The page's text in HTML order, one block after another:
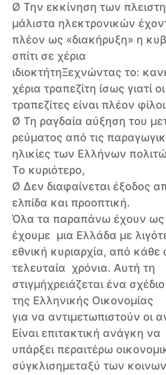
Ø Την εκκίνηση των
μάλιστα ηλεκτρονικών
πλέον ως «διακήρυξη» η
σπίτι σε χέρια
ιδιοκτήτηΞεχνώντας το:
χέρια τραπεζίτη ίσως γιατί οι
τραπεζίτες είναι πλέον
Ø Τη ραγδαία αύξηση του
ρεύματος από τις
ηλικίες των Ελλήνων
Το κυριότερο,
Ø Δεν διαφαίνεται έξοδος
ελπίδα και προοπτική.
Όλα τα παραπάνω έχουν ως
έχουμε μια Ελλάδα με
εθνική κυριαρχία, από κάθε
τελευταία χρόνια. Αυτή τη
στιγμήχρειάζεται ένα
της Ελληνικής Οικονομίας
για να αντιμετωπιστούν οι
Είναι επιτακτική ανάγκη να
υπάρξει περαιτέρω
σύγκλισημεταξύ των